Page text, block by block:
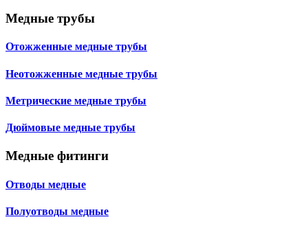
Медные трубы
Отожженные медные трубы
Неотожженные медные трубы
Метрические медные трубы
Дюймовые медные трубы
Медные фитинги
Отводы медные
Полуотводы медные